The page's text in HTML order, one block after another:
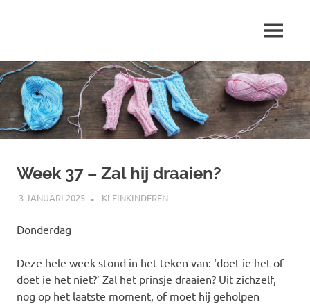
inhoud
schrijft
over
…
MENU
Week 37 – Zal hij draaien?
3 JANUARI 2025 MARJOLEIN
KLEINKINDEREN
Donderdag
Deze hele week stond in het teken van: ‘doet ie het of
doet ie het niet?’ Zal het prinsje draaien? Uit zichzelf,
nog op het laatste moment, of moet hij geholpen